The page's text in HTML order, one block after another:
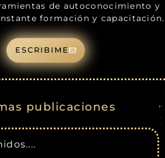
de autoconocimiento y
formación y capacitación.
ESCRIBIME
publicaciones